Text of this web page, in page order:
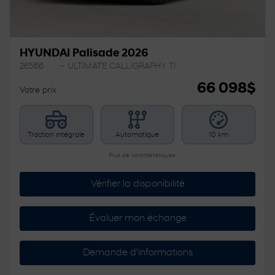
HYUNDAI Palisade 2026
26566 – ULTIMATE CALLIGRAPHY TI
Votre prix 66 098$
Traction intégrale Automatique 10 km
Plus de caractéristiques
Vérifier la disponibilité
Évaluer mon échange
Demande d'informations